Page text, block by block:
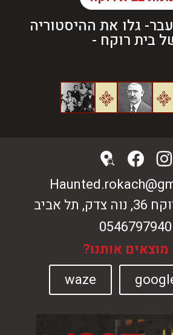
גלו את ההיסטוריה
בית רוקח -
אביב
0546797940
אותנו?
waze